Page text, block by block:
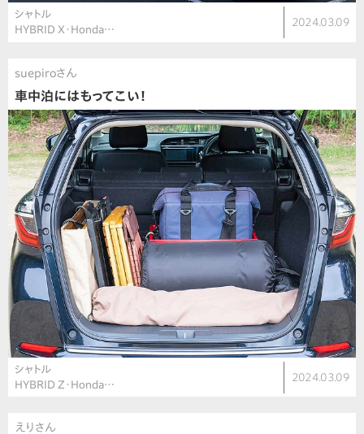
シャトル
HYBRID X・Honda…
2024.03.09
suepiroさん
車中泊にはもってこい！
シャトル
HYBRID Z・Honda…
2024.03.09
えりさん